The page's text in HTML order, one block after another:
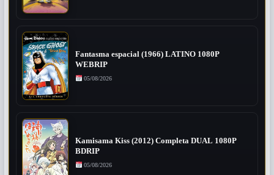
Fantasma espacial (1966) LATINO 1080P
WEBRIP
05/08/2026
Kamisama Kiss (2012) Completa DUAL 1080P
BDRIP
05/08/2026